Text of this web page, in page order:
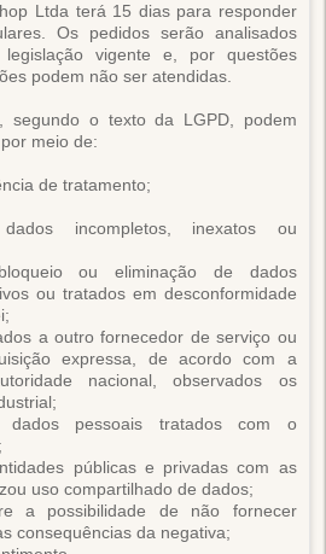
Ltda terá 15 dias para responder
Os pedidos serão analisados
vigente e, por questões
podem não ser atendidas.
segundo o texto da LGPD, podem
meio de:
de tratamento;
incompletos, inexatos ou
ou eliminação de dados
ou tratados em desconformidade
a outro fornecedor de serviço ou
expressa, de acordo com a
nacional, observados os
pessoais tratados com o
públicas e privadas com as
uso compartilhado de dados;
a possibilidade de não fornecer
consequências da negativa;